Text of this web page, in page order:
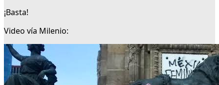
¡Basta!
Video vía Milenio: